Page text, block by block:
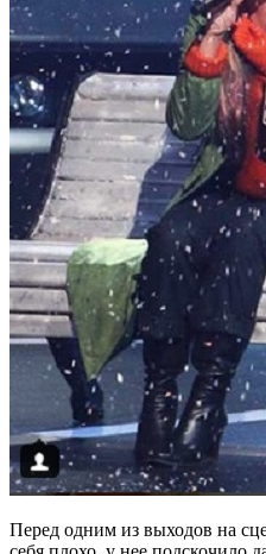
Перед одним из выходов на